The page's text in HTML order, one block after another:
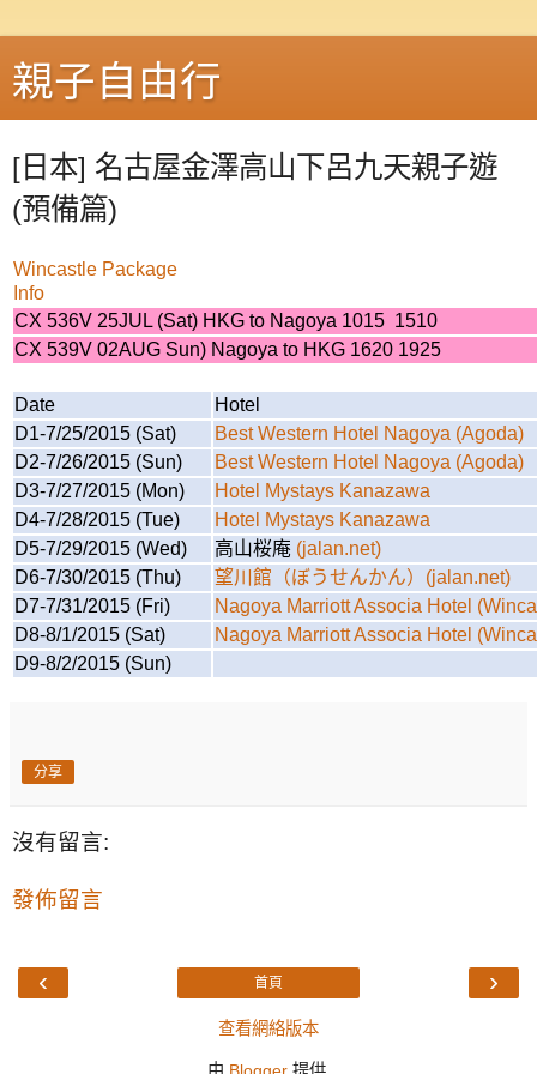
親子自由行
[日本] 名古屋金澤高山下呂九天親子遊
(預備篇)
Wincastle Package
Info
CX 536V 25JUL (Sat) HKG to Nagoya 1015 1510
CX 539V 02AUG Sun) Nagoya to HKG 1620 1925
Date
Hotel
D1-7/25/2015 (Sat)
Best Western Hotel Nagoya (Agoda)
D2-7/26/2015 (Sun)
Best Western Hotel Nagoya (Agoda)
D3-7/27/2015 (Mon)
Hotel Mystays Kanazawa
D4-7/28/2015 (Tue)
Hotel Mystays Kanazawa
D5-7/29/2015 (Wed)
高山桜庵 (jalan.net)
D6-7/30/2015 (Thu)
望川館（ぼうせんかん） (jalan.net)
D7-7/31/2015 (Fri)
Nagoya Marriott Associa Hotel
D8-8/1/2015 (Sat)
Nagoya Marriott Associa Hotel
D9-8/2/2015 (Sun)
分享
沒有留言:
發佈留言
‹ ›
首頁
查看網絡版本
由 Blogger提供.